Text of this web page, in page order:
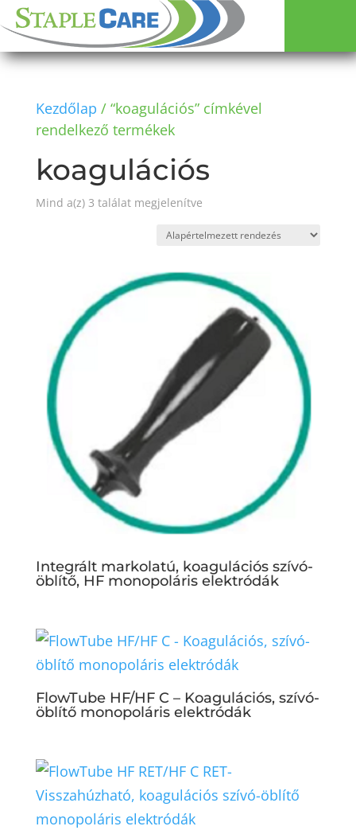
Kezdőlap / “koagulációs” címkével
rendelkező termékek
koagulációs
Mind a(z) 3 találat megjelenítve
Integrált markolatú, koagulációs szívó-
öblítő, HF monopoláris elektródák
FlowTube HF/HF C – Koagulációs, szívó-
öblítő monopoláris elektródák